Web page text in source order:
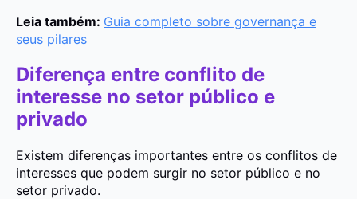
Leia também: Guia completo sobre governança e
seus pilares
Diferença entre conflito de
interesse no setor público e
privado
Existem diferenças importantes entre os conflitos de
interesses que podem surgir no setor público e no
setor privado.